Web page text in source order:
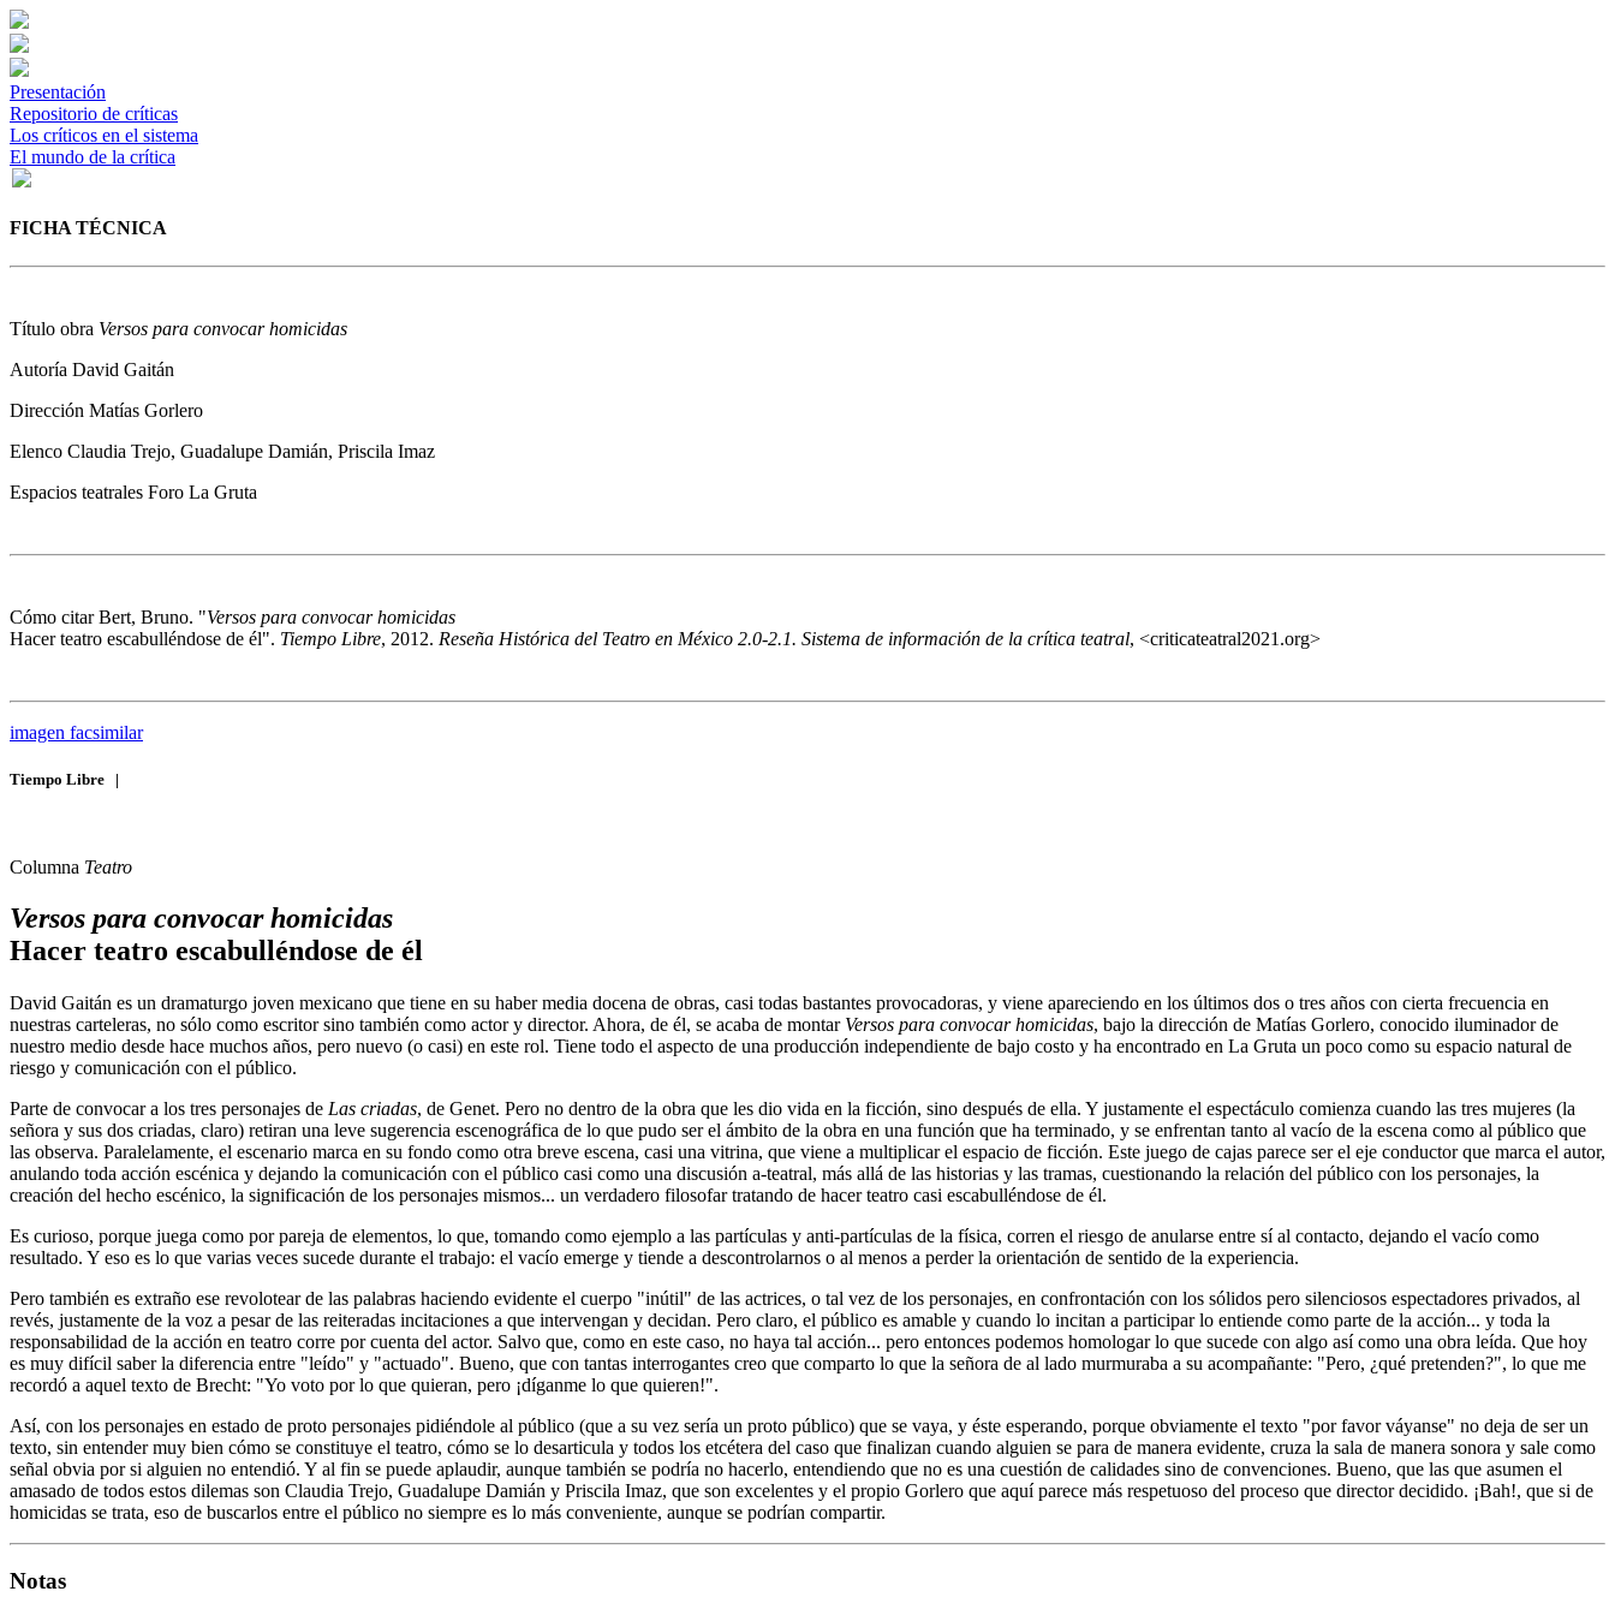
Presentación
Repositorio de críticas
Los críticos en el sistema
El mundo de la crítica
FICHA TÉCNICA
Título obra Versos para convocar homicidas
Autoría David Gaitán
Dirección Matías Gorlero
Elenco Claudia Trejo, Guadalupe Damián, Priscila Imaz
Espacios teatrales Foro La Gruta
Cómo citarBert, Bruno. "Versos para convocar homicidas
Hacer teatro escabulléndose de él". Tiempo Libre, 2012. Reseña Histórica del Teatro en México 2.0-2.1. Sistema de información de la crítica teatral, <criticateatral2021.org>
imagen facsimilar
Tiempo Libre |
Columna Teatro
Versos para convocar homicidas
Hacer teatro escabulléndose de él
David Gaitán es un dramaturgo joven mexicano que tiene en su haber media docena de obras, casi todas bastantes provocadoras, y viene apareciendo en los últimos dos o tres años con cierta frecuencia en
nuestras carteleras, no sólo como escritor sino también como actor y director. Ahora, de él, se acaba de montar Versos para convocar homicidas, bajo la dirección de Matías Gorlero, conocido iluminador de
nuestro medio desde hace muchos años, pero nuevo (o casi) en este rol. Tiene todo el aspecto de una producción independiente de bajo costo y ha encontrado en La Gruta un poco como su espacio natural de
riesgo y comunicación con el público.
Parte de convocar a los tres personajes de Las criadas, de Genet. Pero no dentro de la obra que les dio vida en la ficción, sino después de ella. Y justamente el espectáculo comienza cuando las tres mujeres (la
señora y sus dos criadas, claro) retiran una leve sugerencia escenográfica de lo que pudo ser el ámbito de la obra en una función que ha terminado, y se enfrentan tanto al vacío de la escena como al público que
las observa. Paralelamente, el escenario marca en su fondo como otra breve escena, casi una vitrina, que viene a multiplicar el espacio de ficción. Este juego de cajas parece ser el eje conductor que marca el autor,
anulando toda acción escénica y dejando la comunicación con el público casi como una discusión a-teatral, más allá de las historias y las tramas, cuestionando la relación del público con los personajes, la
creación del hecho escénico, la significación de los personajes mismos... un verdadero filosofar tratando de hacer teatro casi escabulléndose de él.
Es curioso, porque juega como por pareja de elementos, lo que, tomando como ejemplo a las partículas y anti-partículas de la física, corren el riesgo de anularse entre sí al contacto, dejando el vacío como
resultado. Y eso es lo que varias veces sucede durante el trabajo: el vacío emerge y tiende a descontrolarnos o al menos a perder la orientación de sentido de la experiencia.
Pero también es extraño ese revolotear de las palabras haciendo evidente el cuerpo "inútil" de las actrices, o tal vez de los personajes, en confrontación con los sólidos pero silenciosos espectadores privados, al
revés, justamente de la voz a pesar de las reiteradas incitaciones a que intervengan y decidan. Pero claro, el público es amable y cuando lo incitan a participar lo entiende como parte de la acción... y toda la
responsabilidad de la acción en teatro corre por cuenta del actor. Salvo que, como en este caso, no haya tal acción... pero entonces podemos homologar lo que sucede con algo así como una obra leída. Que hoy
es muy difícil saber la diferencia entre "leído" y "actuado". Bueno, que con tantas interrogantes creo que comparto lo que la señora de al lado murmuraba a su acompañante: "Pero, ¿qué pretenden?", lo que me
recordó a aquel texto de Brecht: "Yo voto por lo que quieran, pero ¡díganme lo que quieren!".
Así, con los personajes en estado de proto personajes pidiéndole al público (que a su vez sería un proto público) que se vaya, y éste esperando, porque obviamente el texto "por favor váyanse" no deja de ser un
texto, sin entender muy bien cómo se constituye el teatro, cómo se lo desarticula y todos los etcétera del caso que finalizan cuando alguien se para de manera evidente, cruza la sala de manera sonora y sale como
señal obvia por si alguien no entendió. Y al fin se puede aplaudir, aunque también se podría no hacerlo, entendiendo que no es una cuestión de calidades sino de convenciones. Bueno, que las que asumen el
amasado de todos estos dilemas son Claudia Trejo, Guadalupe Damián y Priscila Imaz, que son excelentes y el propio Gorlero que aquí parece más respetuoso del proceso que director decidido. ¡Bah!, que si de
homicidas se trata, eso de buscarlos entre el público no siempre es lo más conveniente, aunque se podrían compartir.
Notas